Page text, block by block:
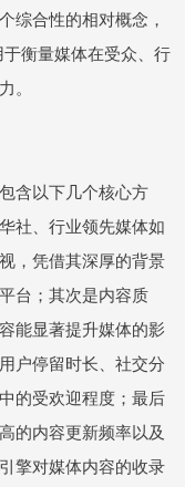
综合性的相对概念，
衡量媒体在受众、行
。
含以下几个核心方
社、行业领先媒体如
，凭借其深厚的背景
台；其次是内容质
能显著提升媒体的影
户停留时长、社交分
的受欢迎程度；最后
的内容更新频率以及
擎对媒体内容的收录